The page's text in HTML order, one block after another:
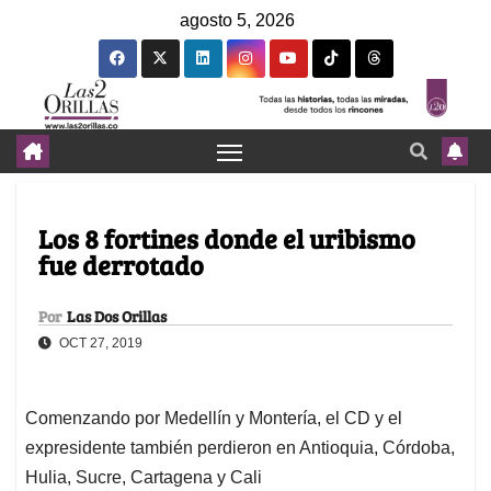
agosto 5, 2026
Los 8 fortines donde el uribismo
fue derrotado
Por Las Dos Orillas
OCT 27, 2019
Comenzando por Medellín y Montería, el CD y el
expresidente también perdieron en Antioquia, Córdoba,
Hulia, Sucre, Cartagena y Cali